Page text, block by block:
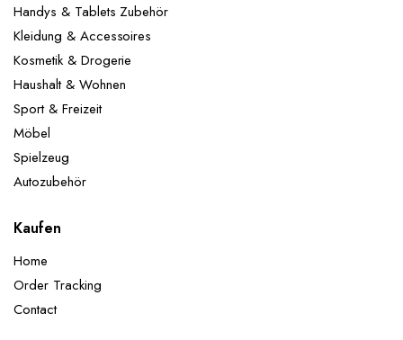
Handys & Tablets Zubehör
Kleidung & Accessoires
Kosmetik & Drogerie
Haushalt & Wohnen
Sport & Freizeit
Möbel
Spielzeug
Autozubehör
Kaufen
Home
Order Tracking
Contact